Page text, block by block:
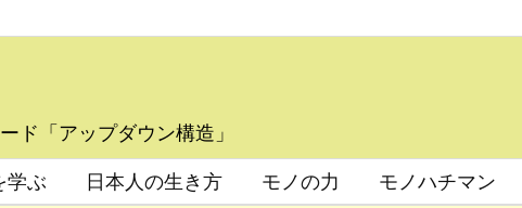
ド「アップダウン構造」
学ぶ 日本人の生き方 モノの力 モノハチマン